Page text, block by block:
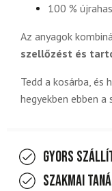
100 %
Az anyagok
szellőzést és
Tedd a kosárba,
hegyekben ebben a
Gyors
Szakmai